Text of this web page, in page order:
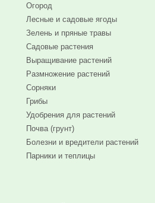
Огород
Лесные и садовые ягоды
Зелень и пряные травы
Садовые растения
Выращивание растений
Размножение растений
Сорняки
Грибы
Удобрения для растений
Почва (грунт)
Болезни и вредители растений
Парники и теплицы